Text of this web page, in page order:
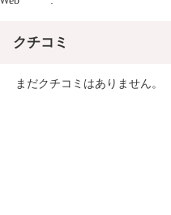
クチコミ
まだクチコミはありません。